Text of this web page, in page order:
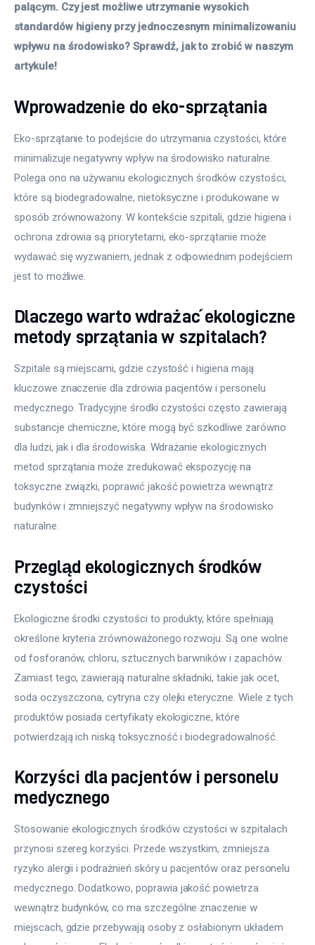
palącym. Czy jest możliwe utrzymanie wysokich
standardów higieny przy jednoczesnym minimalizowaniu
wpływu na środowisko? Sprawdź, jak to zrobić w naszym
artykule!
Wprowadzenie do eko-sprzątania
Eko-sprzątanie to podejście do utrzymania czystości, które
minimalizuje negatywny wpływ na środowisko naturalne.
Polega ono na używaniu ekologicznych środków czystości,
które są biodegradowalne, nietoksyczne i produkowane w
sposób zrównoważony. W kontekście szpitali, gdzie higiena i
ochrona zdrowia są priorytetami, eko-sprzątanie może
wydawać się wyzwaniem, jednak z odpowiednim podejściem
jest to możliwe.
Dlaczego warto wdrażać ekologiczne
metody sprzątania w szpitalach?
Szpitale są miejscami, gdzie czystość i higiena mają
kluczowe znaczenie dla zdrowia pacjentów i personelu
medycznego. Tradycyjne środki czystości często zawierają
substancje chemiczne, które mogą być szkodliwe zarówno
dla ludzi, jak i dla środowiska. Wdrażanie ekologicznych
metod sprzątania może zredukować ekspozycję na
toksyczne związki, poprawić jakość powietrza wewnątrz
budynków i zmniejszyć negatywny wpływ na środowisko
naturalne.
Przegląd ekologicznych środków
czystości
Ekologiczne środki czystości to produkty, które spełniają
określone kryteria zrównoważonego rozwoju. Są one wolne
od fosforanów, chloru, sztucznych barwników i zapachów.
Zamiast tego, zawierają naturalne składniki, takie jak ocet,
soda oczyszczona, cytryna czy olejki eteryczne. Wiele z tych
produktów posiada certyfikaty ekologiczne, które
potwierdzają ich niską toksyczność i biodegradowalność.
Korzyści dla pacjentów i personelu
medycznego
Stosowanie ekologicznych środków czystości w szpitalach
przynosi szereg korzyści. Przede wszystkim, zmniejsza
ryzyko alergii i podrażnień skóry u pacjentów oraz personelu
medycznego. Dodatkowo, poprawia jakość powietrza
wewnątrz budynków, co ma szczególne znaczenie w
miejscach, gdzie przebywają osoby z osłabionym układem